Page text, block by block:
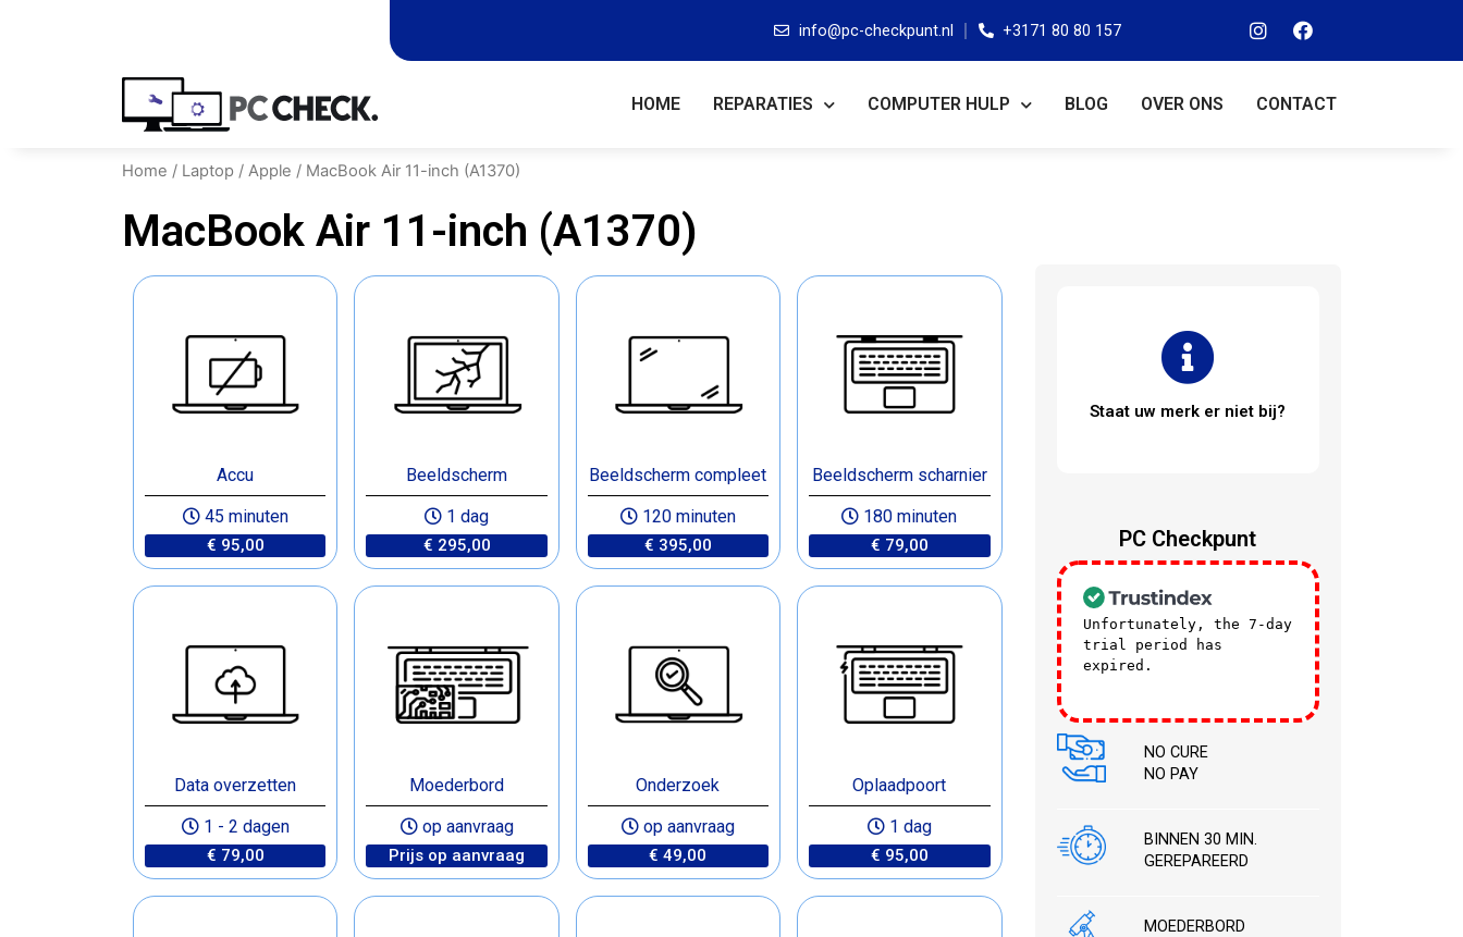
info@pc-checkpunt.nl +3171 80 80 157
HOME REPARATIES COMPUTER HULP BLOG OVER ONS CONTACT
Home / Laptop / Apple / MacBook Air 11-inch (A1370)
MacBook Air 11-inch (A1370)
Accu
45 minuten
€ 95,00
Beeldscherm
1 dag
€ 295,00
Beeldscherm compleet
120 minuten
€ 395,00
Beeldscherm scharnier
180 minuten
€ 79,00
Data overzetten
1 - 2 dagen
€ 79,00
Moederbord
op aanvraag
Prijs op aanvraag
Onderzoek
op aanvraag
€ 49,00
Oplaadpoort
1 dag
€ 95,00
Staat uw merk er niet bij?
PC Checkpunt
Unfortunately, the 7-day
trial period has
expired.
NO CURE
NO PAY
BINNEN 30 MIN.
GEREPAREERD
MOEDERBORD